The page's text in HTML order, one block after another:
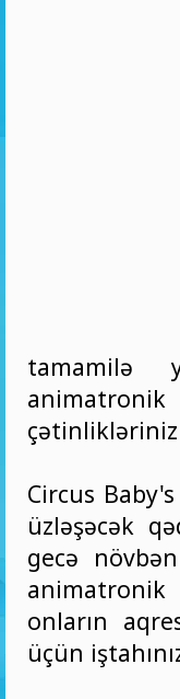
tamamilə
Circus
üzləşəcək
gecə
animatronik
onların
üçün